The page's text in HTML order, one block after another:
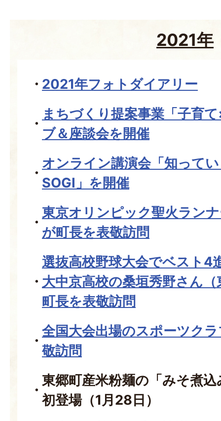
2021年
2021年フォトダイアリー
まちづくり提案事業「子育
ブ＆座談会を開催
オンライン講演会「知って
SOGI」を開催
東京オリンピック聖火ラン
が町長を表敬訪問
選抜高校野球大会でベスト4
大中京高校の桑垣秀野さん
町長を表敬訪問
全国大会出場のスポーツク
敬訪問
東郷町産米粉麺の「みそ煮
初登場（1月28日）